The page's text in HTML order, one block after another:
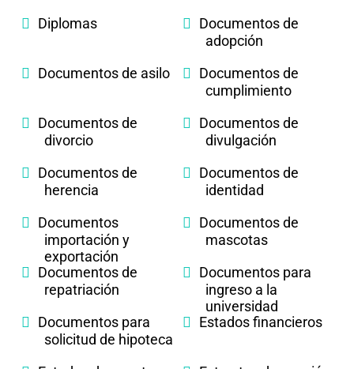
Diplomas
Documentos de
adopción
Documentos de asilo
Documentos de
cumplimiento
Documentos de
divorcio
Documentos de
divulgación
Documentos de
herencia
Documentos de
identidad
Documentos
importación y
exportación
Documentos de
mascotas
Documentos de
repatriación
Documentos para
ingreso a la
universidad
Documentos para
solicitud de hipoteca
Estados financieros